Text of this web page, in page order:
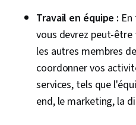
Travail en équipe :
vous devrez peut-
les autres membres
coordonner vos
services, tels que
end, le marketing, la